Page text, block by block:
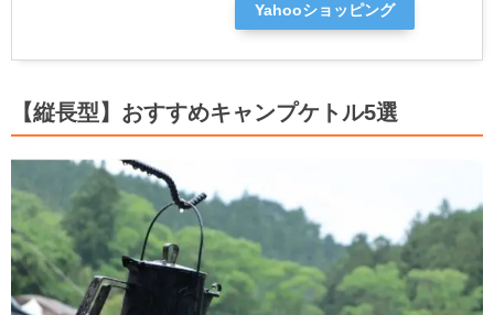
Yahooショッピング
【縦長型】おすすめキャンプケトル5選